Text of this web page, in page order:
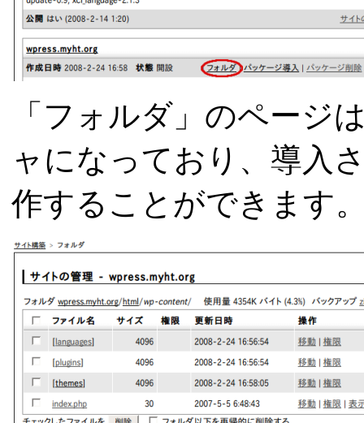
「フォルダ」のページ
ャになっており、導入
作することができます